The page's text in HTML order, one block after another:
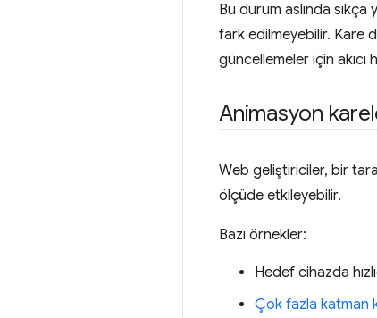
Bu durum aslında
fark edilmeyebilir. Kare
güncellemeler için
Animasyon
Web geliştiriciler, bir
ölçüde etkileyebilir.
Bazı örnekler:
Hedef cihazda
Çok fazla katman